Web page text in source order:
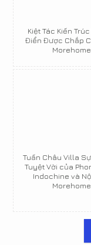
Kiệt Tác Kiến
Điển Được Chắp
Morehome
Tuấn Châu Villa
Tuyệt Vời của
Indochine và
Morehome